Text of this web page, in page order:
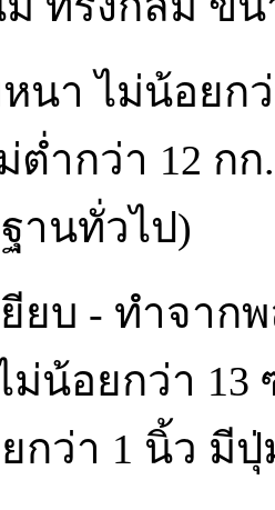
นา ไม่น้อยก
ต่ำกว่า 12 ก
านทั่วไป)
ยบ - ทำจาก
ม่น้อยกว่า
กว่า 1 นิ้ว มี